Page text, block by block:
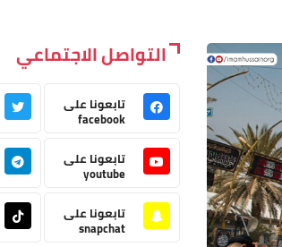
التواصل الاجتماعي
تابعونا على
facebook
تابعونا على
youtube
تابعونا على
snapchat